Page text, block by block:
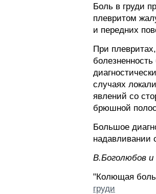
Боль в груди
плевритом
и передних
При
случаях
явлений со
брюшной
Большое
надавливании
В.Боголюбов и
"Колющая боль
груди